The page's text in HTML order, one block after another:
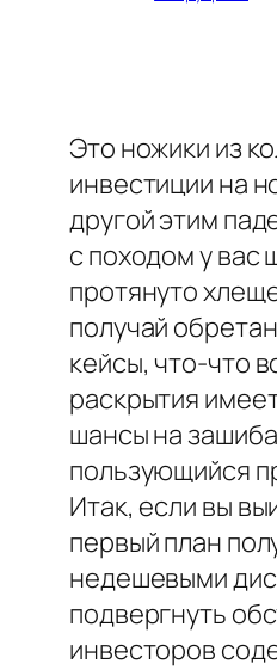
Это ножики из
инвестиции на
другой этим
с походом у вас
протянуто
получай
кейсы, что-что
раскрытия
шансы на
пользующийся
Итак, если вы
первый план
недешевыми
подвергнуть
инвесторов